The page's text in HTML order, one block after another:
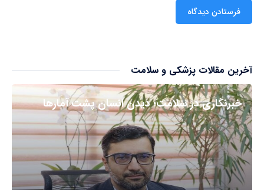
آخرین مقالات پزشکی و سلامت
خبرنگاری در سلامت؛ دیدن انسان پشت آمارها